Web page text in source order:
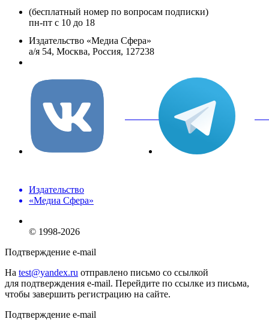
(бесплатный номер по вопросам подписки)
пн-пт с 10 до 18
Издательство «Медиа Сфера»
а/я 54, Москва, Россия, 127238
вКонтакте
Издательство
«Медиа Сфера»
© 1998-2026
Подтверждение e-mail
На test@yandex.ru отправлено письмо со ссылкой
для подтверждения e-mail. Перейдите по ссылке из письма,
чтобы завершить регистрацию на сайте.
Подтверждение e-mail